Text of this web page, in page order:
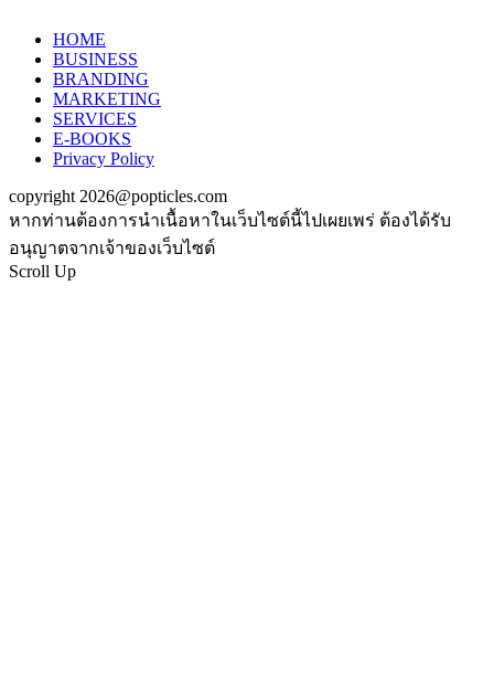
HOME
BUSINESS
BRANDING
MARKETING
SERVICES
E-BOOKS
Privacy Policy
copyright 2026@popticles.com
หากท่านต้องการนำเนื้อหาในเว็บไซต์นี้ไปเผยเพร่ ต้องได้รับ
อนุญาตจากเจ้าของเว็บไซต์
Scroll Up